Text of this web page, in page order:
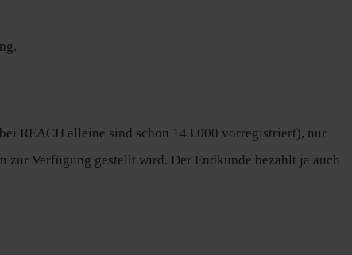
REACH alleine sind schon 143.000 vorregistriert), nur
zur Verfügung gestellt wird. Der Endkunde bezahlt ja auch